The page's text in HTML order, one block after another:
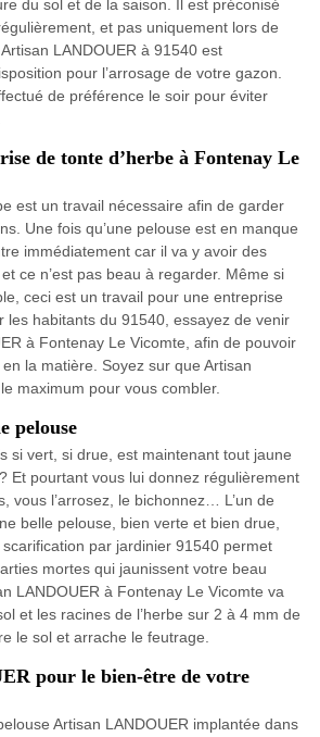
du sol et de la saison. Il est préconisé
et pas uniquement lors de
LANDOUER à 91540 est
pour l’arrosage de votre gazon.
de préférence le soir pour éviter
de tonte d’herbe à Fontenay Le
est un travail nécessaire afin de garder
Une fois qu’une pelouse est en manque
immédiatement car il va y avoir des
ce n’est pas beau à regarder. Même si
ceci est un travail pour une entreprise
les habitants du 91540, essayez de venir
à Fontenay Le Vicomte, afin de pouvoir
la matière. Soyez sur que Artisan
maximum pour vous combler.
pelouse
si vert, si drue, est maintenant tout jaune
Et pourtant vous lui donnez régulièrement
vous l’arrosez, le bichonnez… L’un de
belle pelouse, bien verte et bien drue,
par jardinier 91540 permet
mortes qui jaunissent votre beau
LANDOUER à Fontenay Le Vicomte va
et les racines de l’herbe sur 2 à 4 mm de
le sol et arrache le feutrage.
pour le bien-être de votre
Artisan LANDOUER implantée dans